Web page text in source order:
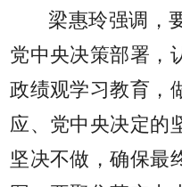
梁惠玲强调，
党中央决策部署，
政绩观学习教育，
应、党中央决定的
坚决不做，确保最